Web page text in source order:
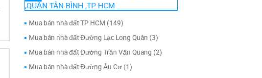
,QUẬN TÂN BÌNH ,TP HCM
Mua bán nhà đất TP HCM (149)
Mua bán nhà đất Đường Lạc Long Quân (3)
Mua bán nhà đất Đường Trần Văn Quang (2)
Mua bán nhà đất Đường Âu Cơ (1)